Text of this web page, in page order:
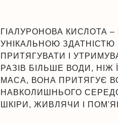
ГІАЛУРОНОВА КИСЛОТА
УНІКАЛЬНОЮ ЗДАТНІСТЮ
ПРИТЯГУВАТИ І
РАЗІВ БІЛЬШЕ ВОДИ, НІЖ
МАСА, ВОНА ПРИТЯГУЄ
НАВКОЛИШНЬОГО
ШКІРИ, ЖИВЛЯЧИ І